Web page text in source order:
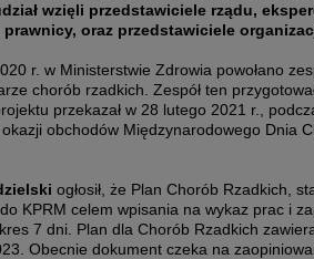
wzięli przedstawiciele rządu,
oraz przedstawiciele
r. w Ministerstwie Zdrowia powołano
chorób rzadkich. Zespół ten
przekazał w 28 lutego 2021 r.,
obchodów Międzynarodowego Dnia
ogłosił, że Plan Chorób Rzadkich,
KPRM celem wpisania na wykaz prac i
7 dni. Plan dla Chorób Rzadkich
Obecnie dokument czeka na